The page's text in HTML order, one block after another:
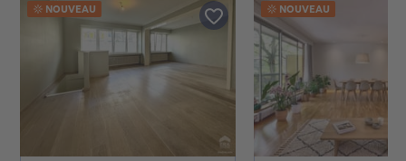
NOUVEAU NOUVEAU